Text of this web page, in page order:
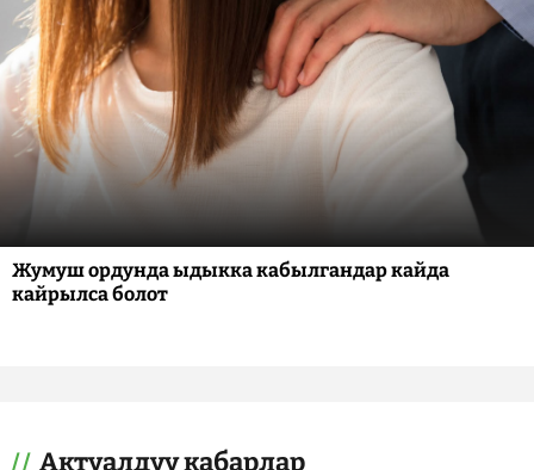
Жумуш ордунда ыдыкка кабылгандар кайда
кайрылса болот
Актуалдуу кабарлар